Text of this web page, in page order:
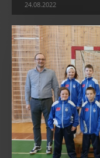
24.08.2022